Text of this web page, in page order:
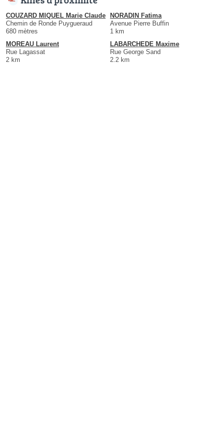
COUZARD MIQUEL Marie Claude
Chemin de Ronde Puygueraud
680 mètres
NORADIN Fatima
Avenue Pierre Buffin
1 km
MOREAU Laurent
Rue Lagassat
2 km
LABARCHEDE Maxime
Rue George Sand
2.2 km